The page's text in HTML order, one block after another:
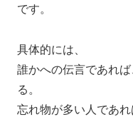
です。
具体的には、
誰かへの伝言であれ
る。
忘れ物が多い人であ